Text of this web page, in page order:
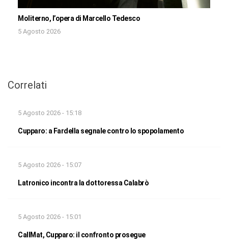
Moliterno, l’opera di Marcello Tedesco
5 Agosto 2026
Correlati
5 Agosto 2026 - 15:18
Cupparo: a Fardella segnale contro lo spopolamento
5 Agosto 2026 - 15:07
Latronico incontra la dottoressa Calabrò
5 Agosto 2026 - 15:01
CallMat, Cupparo: il confronto prosegue